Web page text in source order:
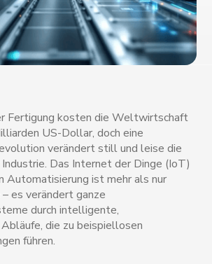
Fertigung kosten die Weltwirtschaft
US-Dollar, doch eine
verändert still und leise die
Das Internet der Dinge (IoT)
Automatisierung ist mehr als nur
es verändert ganze
durch intelligente,
die zu beispiellosen
führen.